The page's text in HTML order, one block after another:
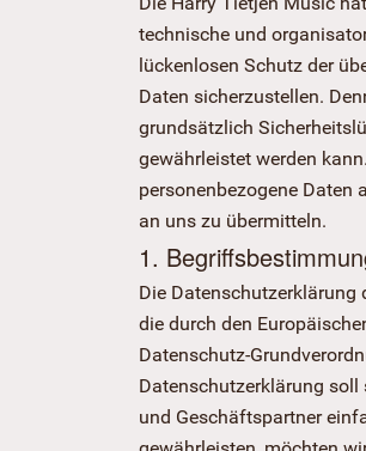
technische und
lückenlosen Schutz der
Daten sicherzustellen.
grundsätzlich
gewährleistet werden
personenbezogene Daten
an uns zu übermitteln.
1.
Die
die durch den
Datenschutz-
Datenschutzerklärung
und Geschäftspartner